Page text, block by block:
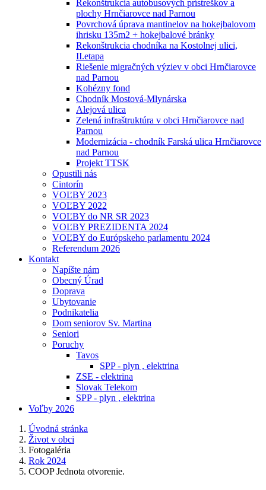
Rekonštrukcia autobusových prístreškov a
plochy Hrnčiarovce nad Parnou
Povrchová úprava mantinelov na hokejbalovom
ihrisku 135m2 + hokejbalové bránky
Rekonštrukcia chodníka na Kostolnej ulici,
II.etapa
Riešenie migračných výziev v obci Hrnčiarovce
nad Parnou
Kohézny fond
Chodník Mostová-Mlynárska
Alejová ulica
Zelená infraštruktúra v obci Hrnčiarovce nad
Parnou
Modernizácia - chodník Farská ulica Hrnčiarovce
nad Parnou
Projekt TTSK
Opustili nás
Cintorín
VOĽBY 2023
VOĽBY 2022
VOĽBY do NR SR 2023
VOĽBY PREZIDENTA 2024
VOĽBY do Európskeho parlamentu 2024
Referendum 2026
Kontakt
Napíšte nám
Obecný Úrad
Doprava
Ubytovanie
Podnikatelia
Dom seniorov Sv. Martina
Seniori
Poruchy
Tavos
SPP - plyn , elektrina
ZSE - elektrina
Slovak Telekom
SPP - plyn , elektrina
Voľby 2026
Úvodná stránka
Život v obci
Fotogaléria
Rok 2024
COOP Jednota otvorenie.